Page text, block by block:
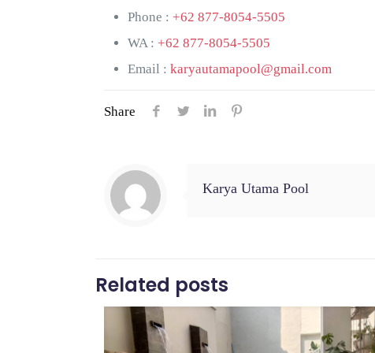
Phone :+62 877-8054-5505
WA :+62 877-8054-5505
Email :karyautamapool@gmail.com
Share
Karya Utama Pool
Related posts